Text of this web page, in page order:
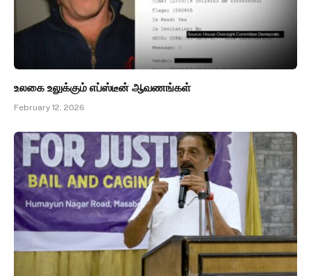
உலகை உலுக்கும் எப்ஸ்டீன் ஆவணங்கள்
February 12, 2026